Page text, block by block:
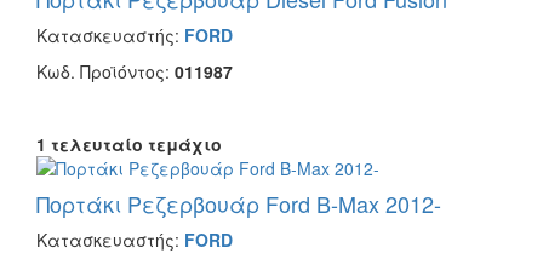
Κατασκευαστής: FORD
Κωδ. Προϊόντος: 011987
1 τελευταίο τεμάχιο
Πορτάκι Ρεζερβουάρ Ford B-Max 2012-
Κατασκευαστής: FORD